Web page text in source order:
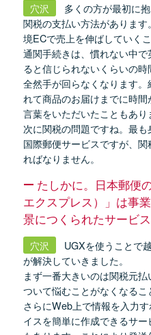
穴沢
多くの方が最初に
関税の支払い方法がありま
境ECで売上を伸ばしていく
通関手続きは、慣れない中
ると信じられないくらいの
全然手が回らなくなります
れて商品のお届けまでに時
言葉をいただいたこともあり
次に関税の問題ですね。最
国際郵便サービスですが、
ればなりません。
たしかに。日本郵便
エクスプレス）」は事
景につくられたサービス
穴沢
UGXを使うことで
が解決していきました。
まず一番大きいのは関税元
ついて悩むことがなくなるこ
さらにWeb上で情報を入力
イスを簡単に作成できるサー